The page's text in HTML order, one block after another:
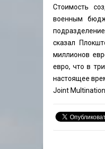
Стоимость
военным
сказал
миллионов
евро, что в
настоящее
Joint